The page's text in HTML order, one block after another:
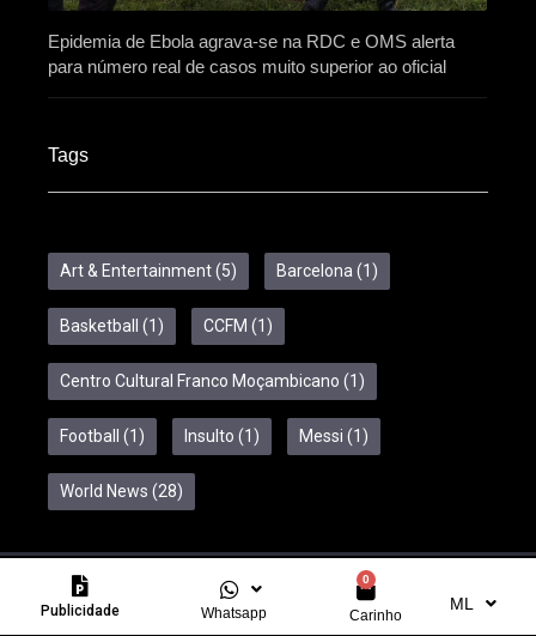
Publicidade Whatsapp
0
Carinho
ML
Epidemia de Ebola agrava-se na RDC e OMS alerta
para número real de casos muito superior ao oficial
Tags
Art & Entertainment(5) Barcelona (1)
Basketball (1) CCFM (1)
Centro Cultural Franco Moçambicano (1)
Football (1) Insulto (1) Messi (1)
World News (28)
Copyright © 2024 Feelcom. All Rights Reserved.